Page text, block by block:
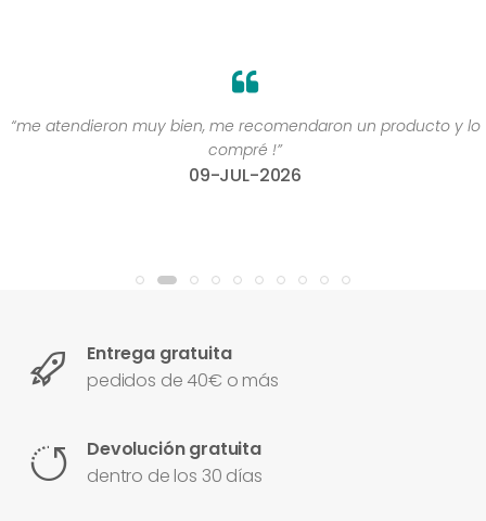
“me atendieron muy bien, me recomendaron un producto y lo
compré !”
09-JUL-2026
Entrega gratuita
pedidos de 40€ o más
Devolución gratuita
dentro de los 30 días